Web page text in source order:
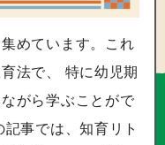
めています。これ
法で、 特に幼児期
がら学ぶことがで
事では、知育リト